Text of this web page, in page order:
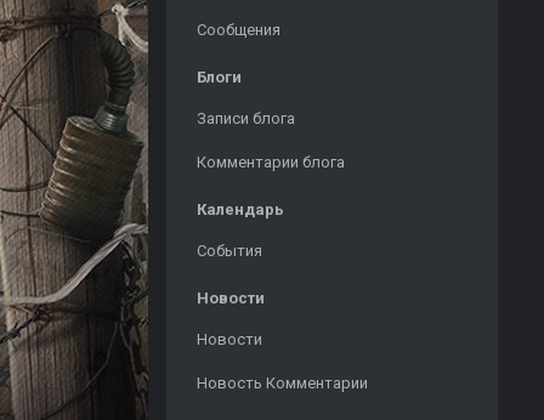
Сообщения
Блоги
Записи блога
Комментарии блога
Календарь
События
Новости
Новости
Новость Комментарии